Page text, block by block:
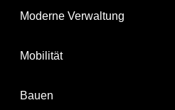
Moderne Verwaltung
Mobilität
Bauen